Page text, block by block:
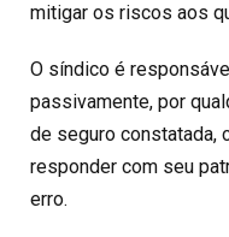
mitigar os riscos aos
O síndico é
passivamente, por
de seguro constatada,
responder com seu
erro.